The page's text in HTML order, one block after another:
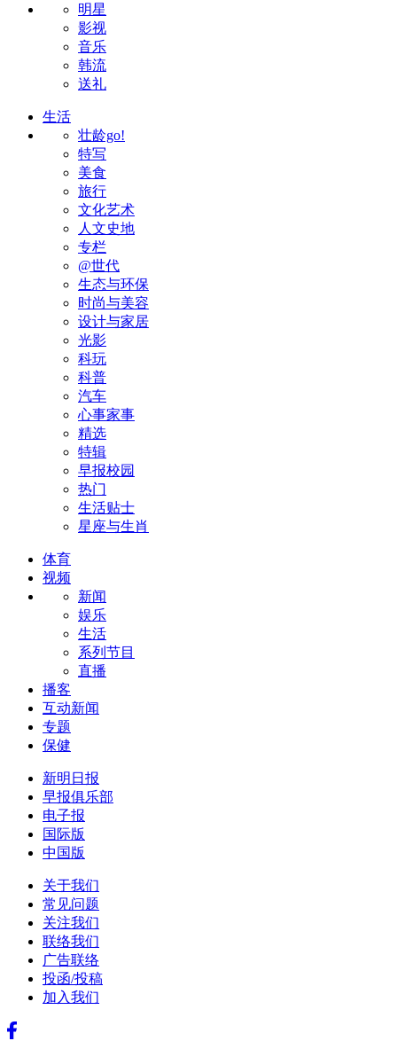
明星
影视
音乐
韩流
送礼
生活
壮龄go!
特写
美食
旅行
文化艺术
人文史地
专栏
@世代
生态与环保
时尚与美容
设计与家居
光影
科玩
科普
汽车
心事家事
精选
特辑
早报校园
热门
生活贴士
星座与生肖
体育
视频
新闻
娱乐
生活
系列节目
直播
播客
互动新闻
专题
保健
新明日报
早报俱乐部
电子报
国际版
中国版
关于我们
常见问题
关注我们
联络我们
广告联络
投函/投稿
加入我们